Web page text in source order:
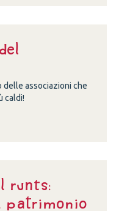
delle associazioni che
caldi!
Runts:
patrimonio